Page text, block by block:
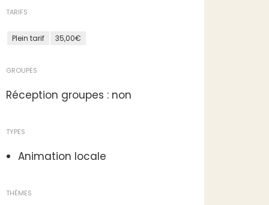
TARIFS
Plein tarif 35,00€
GROUPES
Réception groupes : non
TYPES
Animation locale
THÈMES